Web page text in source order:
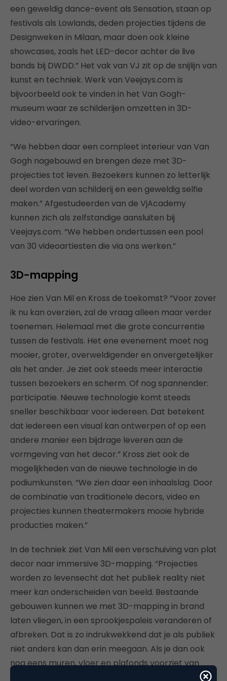
een geweldig dance-event als Sensation, staan op
festivals als Lowlands, deden projecties tijdens de
Designweken in Milaan, maar doen ook kleine
showcases, zoals het LED-decor achter de live
bands bij DWDD.” Het vak van VJ zit op de snijlijn van
kunst en techniek. Werk van Veejays.com is
bijvoorbeeld ook te vinden in het Van Gogh-
museum waar ze schilderijen omzetten in 3D-
video-ervaringen.
“We hebben daar een compleet interieur van Van
Gogh nagebouwd en brengen deze met 3D-
projecties tot leven. Bezoekers kunnen zo letterlijk
deel worden van schilderij en een geweldig selfie
maken.” Afgestudeerden van de VjAcademy
kunnen zich als zelfstandige aansluiten bij
Veejays.com. “We hebben ondertussen een pool
van 30 videoartiesten die via ons werken.”
3D-mapping
Hoe zien Van Mil en Kross de toekomst? “Voor zover
ik nu kan overzien, zal de vraag alleen maar verder
toenemen. Helemaal met die grote concurrentie
tussen de festivals. Het ene evenement moet nog
mooier, groter, overweldigender en onvergetelijker
als het ander. Je ziet ook steeds meer interactie
tussen bezoekers en scherm. Of nog spannender:
participatie. Nieuwe technologie komt steeds
sneller beschikbaar voor iedereen. Dat betekent
dat iedereen een visual kan ontwerpen of op een
andere manier een bijdrage leveren aan de
vormgeving van het decor.” Kross ziet ook de
mogelijkheden van de nieuwe technologie in de
podiumkunsten. “We zien daar een inhaalslag. Door
de combinatie van traditionele decors, video en
projecties kunnen theatermakers mooie hybride
producties maken.”
In de techniek ziet Van Mil een verschuiving van plat
decor naar immersive 3D-mapping. “Projecties
worden zo levensecht dat het publiek reality niet
meer kan onderscheiden van beeld. Bestaande
gebouwen kunnen we met 3D-mapping in brand
laten vliegen, in een sprookjespaleis veranderen of
afbreken. Dat is zo indrukwekkend dat je als publiek
niet anders kan dan erin meegaan. Als je dan ook
nog eens muren, vloer en plafonds voorziet van